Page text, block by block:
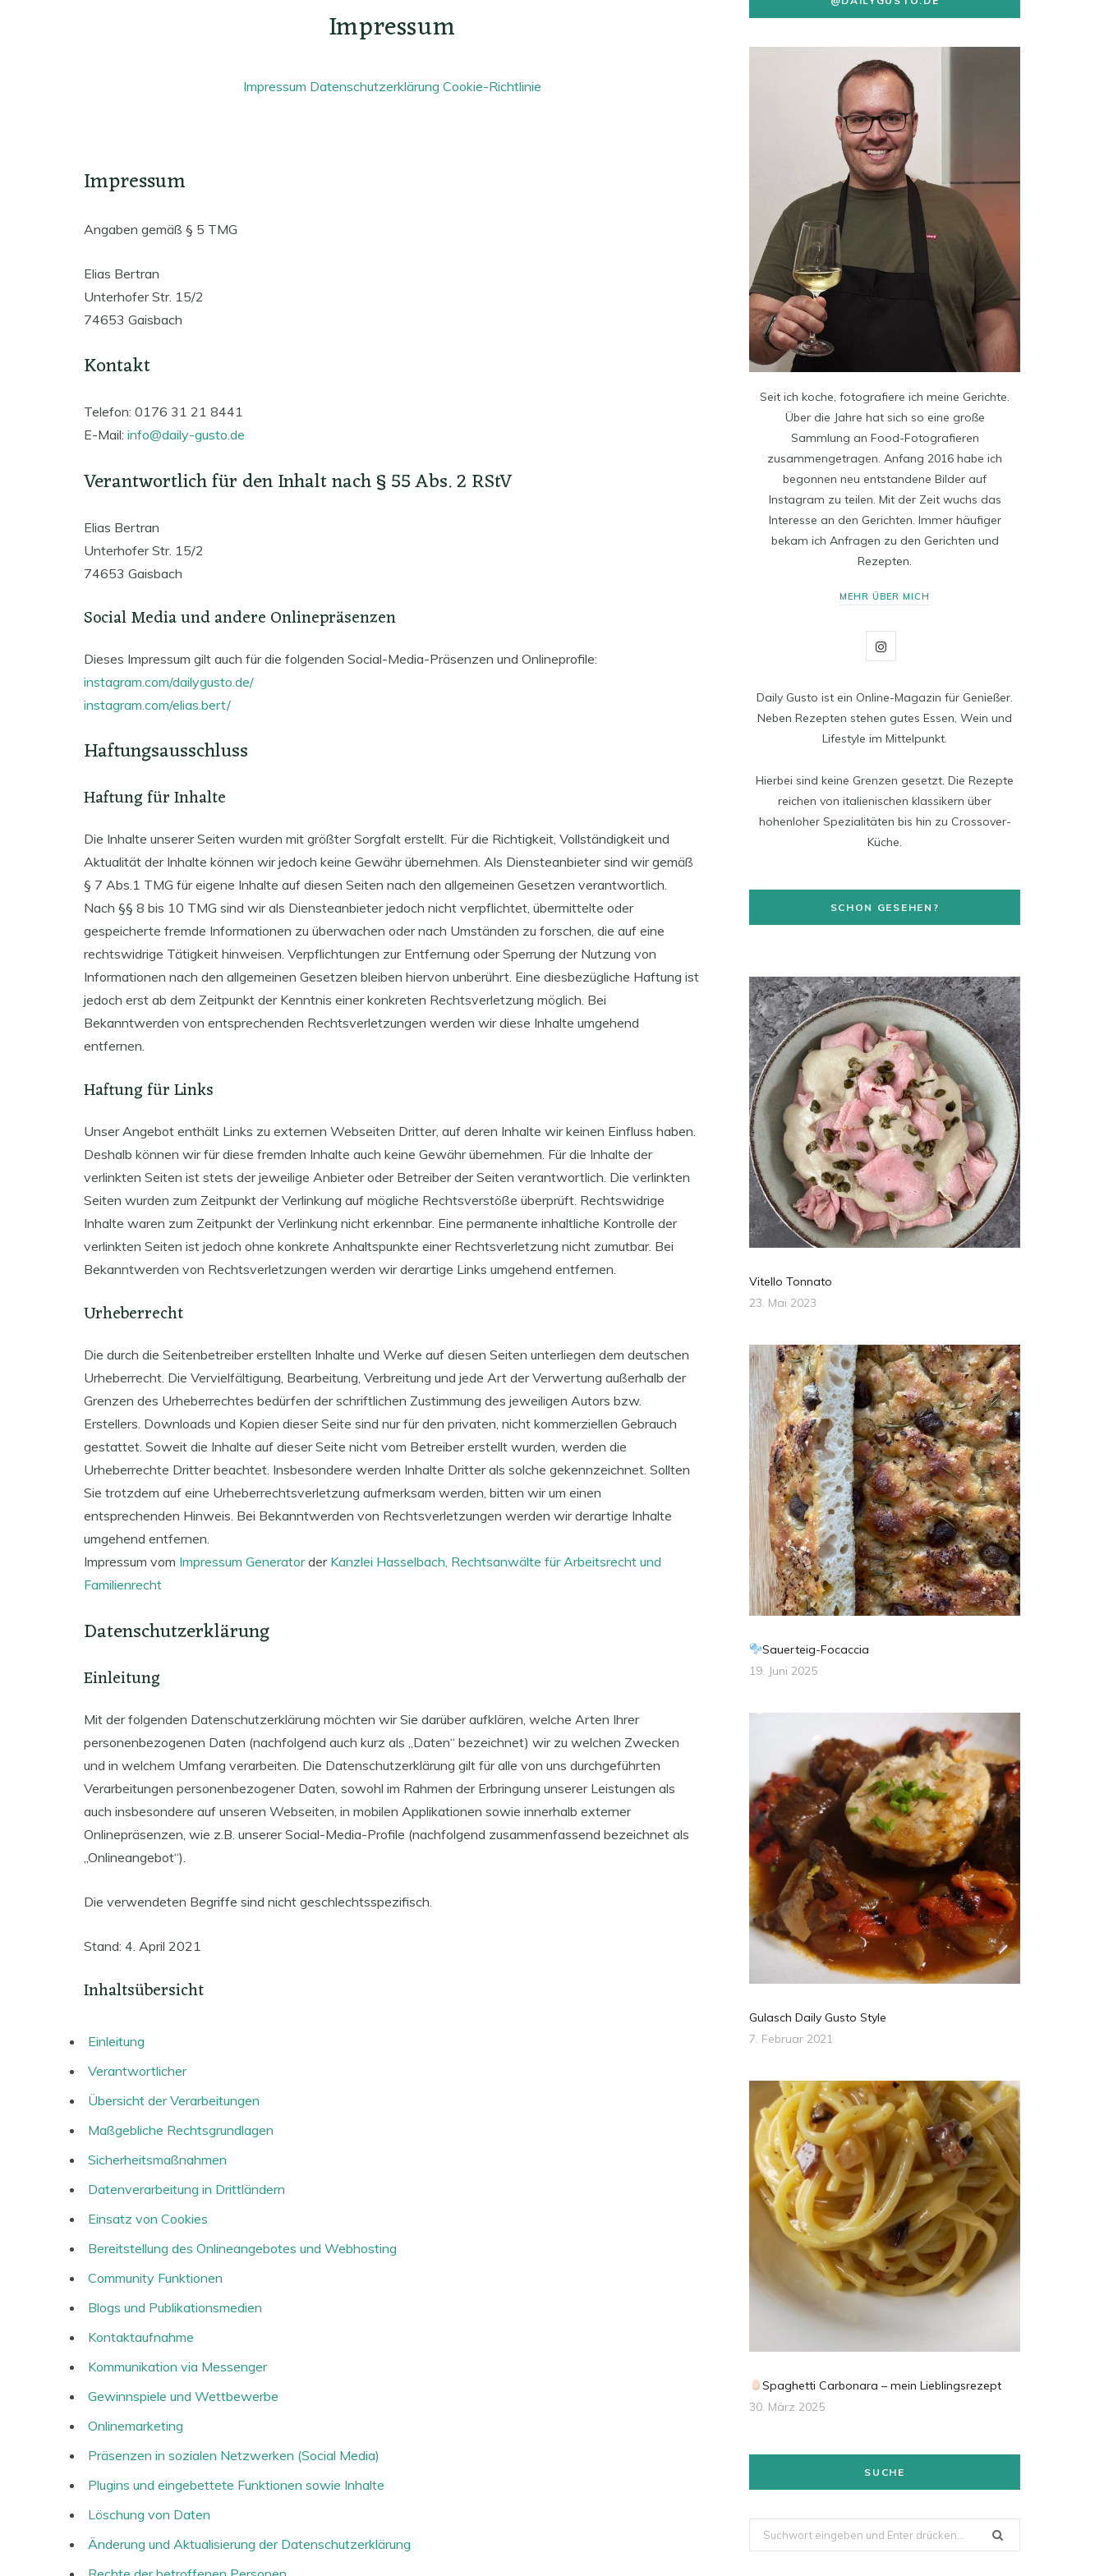
Impressum
Impressum Datenschutzerklärung Cookie-Richtlinie
Impressum
Angaben gemäß § 5 TMG
Elias Bertran
Unterhofer Str. 15/2
74653 Gaisbach
Kontakt
Telefon: 0176 31 21 8441
E-Mail: info@daily-gusto.de
Verantwortlich für den Inhalt nach § 55 Abs. 2 RStV
Elias Bertran
Unterhofer Str. 15/2
74653 Gaisbach
Social Media und andere Onlinepräsenzen
Dieses Impressum gilt auch für die folgenden Social-Media-Präsenzen und Onlineprofile:
instagram.com/dailygusto.de/
instagram.com/elias.bert/
Haftungsausschluss
Haftung für Inhalte
Die Inhalte unserer Seiten wurden mit größter Sorgfalt erstellt. Für die Richtigkeit, Vollständigkeit und
Aktualität der Inhalte können wir jedoch keine Gewähr übernehmen. Als Diensteanbieter sind wir gemäß
§ 7 Abs.1 TMG für eigene Inhalte auf diesen Seiten nach den allgemeinen Gesetzen verantwortlich.
Nach §§ 8 bis 10 TMG sind wir als Diensteanbieter jedoch nicht verpflichtet, übermittelte oder
gespeicherte fremde Informationen zu überwachen oder nach Umständen zu forschen, die auf eine
rechtswidrige Tätigkeit hinweisen. Verpflichtungen zur Entfernung oder Sperrung der Nutzung von
Informationen nach den allgemeinen Gesetzen bleiben hiervon unberührt. Eine diesbezügliche Haftung ist
jedoch erst ab dem Zeitpunkt der Kenntnis einer konkreten Rechtsverletzung möglich. Bei
Bekanntwerden von entsprechenden Rechtsverletzungen werden wir diese Inhalte umgehend
entfernen.
Haftung für Links
Unser Angebot enthält Links zu externen Webseiten Dritter, auf deren Inhalte wir keinen Einfluss haben.
Deshalb können wir für diese fremden Inhalte auch keine Gewähr übernehmen. Für die Inhalte der
verlinkten Seiten ist stets der jeweilige Anbieter oder Betreiber der Seiten verantwortlich. Die verlinkten
Seiten wurden zum Zeitpunkt der Verlinkung auf mögliche Rechtsverstöße überprüft. Rechtswidrige
Inhalte waren zum Zeitpunkt der Verlinkung nicht erkennbar. Eine permanente inhaltliche Kontrolle der
verlinkten Seiten ist jedoch ohne konkrete Anhaltspunkte einer Rechtsverletzung nicht zumutbar. Bei
Bekanntwerden von Rechtsverletzungen werden wir derartige Links umgehend entfernen.
Urheberrecht
Die durch die Seitenbetreiber erstellten Inhalte und Werke auf diesen Seiten unterliegen dem deutschen
Urheberrecht. Die Vervielfältigung, Bearbeitung, Verbreitung und jede Art der Verwertung außerhalb der
Grenzen des Urheberrechtes bedürfen der schriftlichen Zustimmung des jeweiligen Autors bzw.
Erstellers. Downloads und Kopien dieser Seite sind nur für den privaten, nicht kommerziellen Gebrauch
gestattet. Soweit die Inhalte auf dieser Seite nicht vom Betreiber erstellt wurden, werden die
Urheberrechte Dritter beachtet. Insbesondere werden Inhalte Dritter als solche gekennzeichnet. Sollten
Sie trotzdem auf eine Urheberrechtsverletzung aufmerksam werden, bitten wir um einen
entsprechenden Hinweis. Bei Bekanntwerden von Rechtsverletzungen werden wir derartige Inhalte
umgehend entfernen.
Impressum vom Impressum Generatorder Kanzlei Hasselbach, Rechtsanwälte für Arbeitsrecht und
Familienrecht
Datenschutzerklärung
Einleitung
Mit der folgenden Datenschutzerklärung möchten wir Sie darüber aufklären, welche Arten Ihrer
personenbezogenen Daten (nachfolgend auch kurz als „Daten“ bezeichnet) wir zu welchen Zwecken
und in welchem Umfang verarbeiten. Die Datenschutzerklärung gilt für alle von uns durchgeführten
Verarbeitungen personenbezogener Daten, sowohl im Rahmen der Erbringung unserer Leistungen als
auch insbesondere auf unseren Webseiten, in mobilen Applikationen sowie innerhalb externer
Onlinepräsenzen, wie z.B. unserer Social-Media-Profile (nachfolgend zusammenfassend bezeichnet als
„Onlineangebot“).
Die verwendeten Begriffe sind nicht geschlechtsspezifisch.
Stand: 4. April 2021
Inhaltsübersicht
Einleitung
Verantwortlicher
Übersicht der Verarbeitungen
Maßgebliche Rechtsgrundlagen
Sicherheitsmaßnahmen
Datenverarbeitung in Drittländern
Einsatz von Cookies
Bereitstellung des Onlineangebotes und Webhosting
Community Funktionen
Blogs und Publikationsmedien
Kontaktaufnahme
Kommunikation via Messenger
Gewinnspiele und Wettbewerbe
Onlinemarketing
Präsenzen in sozialen Netzwerken (Social Media)
Plugins und eingebettete Funktionen sowie Inhalte
Löschung von Daten
Änderung und Aktualisierung der Datenschutzerklärung
Seit ich koche, fotografiere ich meine Gerichte.
Über die Jahre hat sich so eine große
Sammlung an Food-Fotografieren
zusammengetragen. Anfang 2016 habe ich
begonnen neu entstandene Bilder auf
Instagram zu teilen. Mit der Zeit wuchs das
Interesse an den Gerichten. Immer häufiger
bekam ich Anfragen zu den Gerichten und
Rezepten.
MEHR ÜBER MICH
I
s
t
g
r
m
Daily Gusto ist ein Online-Magazin für Genießer.
Neben Rezepten stehen gutes Essen, Wein und
Lifestyle im Mittelpunkt.
Hierbei sind keine Grenzen gesetzt. Die Rezepte
reichen von italienischen klassikern über
hohenloher Spezialitäten bis hin zu Crossover-
Küche.
SCHON GESEHEN?
Vitello Tonnato
23. Mai 2023
Sauerteig-Focaccia
19. Juni 2025
Gulasch Daily Gusto Style
7. Februar 2021
Spaghetti Carbonara – mein Lieblingsrezept
30. März 2025
SUCHE
Suchen
nach